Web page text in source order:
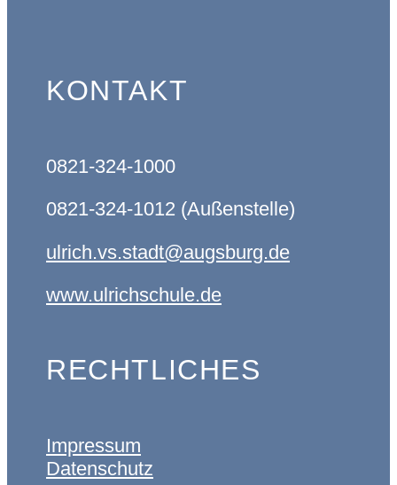
KONTAKT
0821-324-1000
0821-324-1012 (Außenstelle)
ulrich.vs.stadt@augsburg.de
www.ulrichschule.de
RECHTLICHES
Impressum
Datenschutz